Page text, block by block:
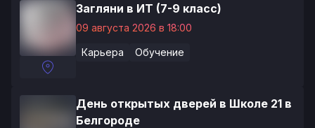
Загляни в ИТ (7-9 класс)
09 августа 2026 в 18:00
Карьера Обучение
День открытых дверей в Школе 21 в
Белгороде